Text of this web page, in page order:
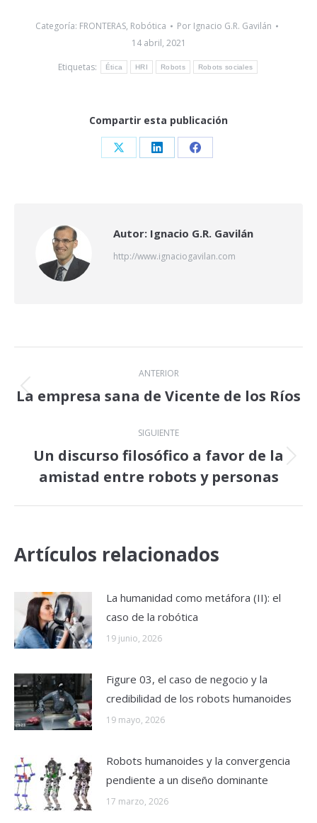
Categoría: FRONTERAS, Robótica Por Ignacio G.R. Gavilán
14 abril, 2021
Etiquetas:
Ética HRI Robots Robots sociales
Compartir esta publicación
Share Share Share
Autor: Ignacio G.R. Gavilán
http://www.ignaciogavilan.com
Navegación
entre
publicaciones
ANTERIOR
Publicación
La empresa sana de Vicente de los Ríos
SIGUIENTE
Publicación
siguiente:
Un discurso filosófico a favor de la
amistad entre robots y personas
Artículos relacionados
La humanidad como metáfora (II): el
caso de la robótica
19 junio, 2026
Figure 03, el caso de negocio y la
credibilidad de los robots humanoides
19 mayo, 2026
Robots humanoides y la convergencia
pendiente a un diseño dominante
17 marzo, 2026